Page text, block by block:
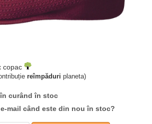
copac
reîmpăduri planeta)
curând în stoc
mail când este din nou în stoc?